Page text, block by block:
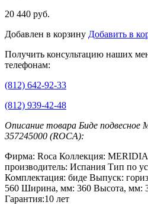
20 440 руб.
Добавлен в корзину Добавить в
Получить консультацию наших
телефонам:
(812) 642-92-33
(812) 939-42-48
Описание товара Биде подвесное
357245000 (ROCA):
Фирма: Roca Коллекция:
производитель: Испания Тип по
Комплектация: биде Выпуск:
560 Ширина, мм: 360 Высота, мм:
Гарантия:10 лет